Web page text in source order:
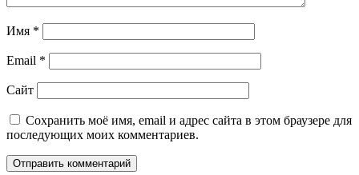
Имя *
Email *
Сайт
Сохранить моё имя, email и адрес сайта в этом браузере для
последующих моих комментариев.